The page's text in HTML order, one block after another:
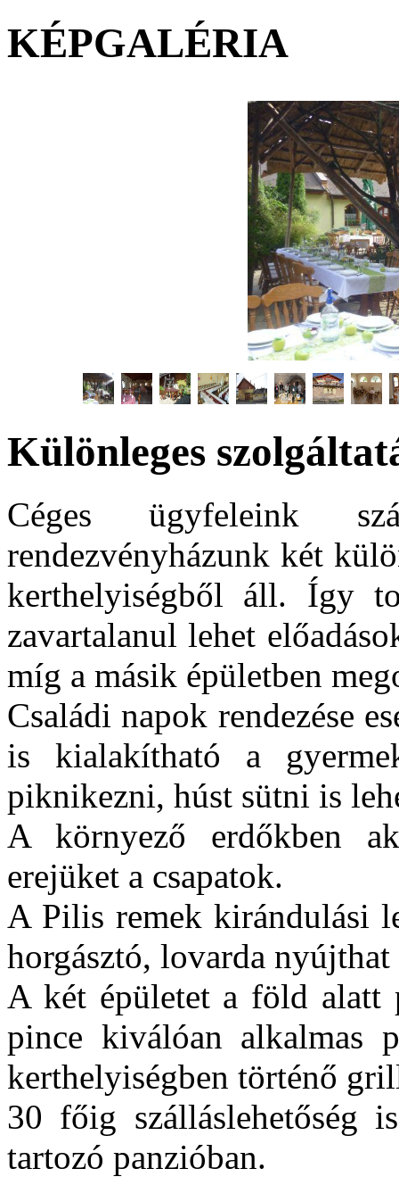
KÉPGALÉRIA
Különleges
Céges ügyfeleink
rendezvényházunk két
kerthelyiségből áll. Így
zavartalanul lehet
míg a másik épületben
Családi napok rendezése
is kialakítható a
piknikezni, húst sütni is
A környező erdőkben
erejüket a csapatok.
A Pilis remek kirándulási
horgásztó, lovarda nyújthat
A két épületet a föld alatt
pince kiválóan alkalmas
kerthelyiségben történő
30 főig szálláslehetőség
tartozó panzióban.